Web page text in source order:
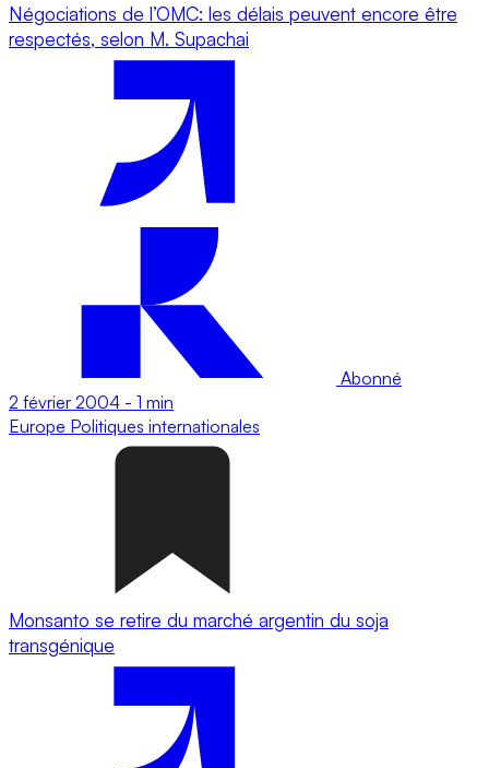
Négociations de l’OMC: les délais peuvent encore être
respectés, selon M. Supachai
Abonné
2 février 2004 - 1 min
Europe Politiques internationales
Monsanto se retire du marché argentin du soja
transgénique